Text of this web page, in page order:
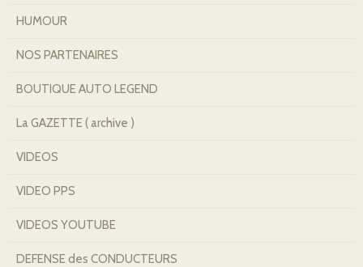
HUMOUR
NOS PARTENAIRES
BOUTIQUE AUTO LEGEND
La GAZETTE ( archive )
VIDEOS
VIDEO PPS
VIDEOS YOUTUBE
DEFENSE des CONDUCTEURS